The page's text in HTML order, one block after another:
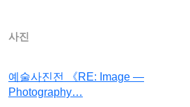
사진
예술사진전 《RE: Image —
Photography…